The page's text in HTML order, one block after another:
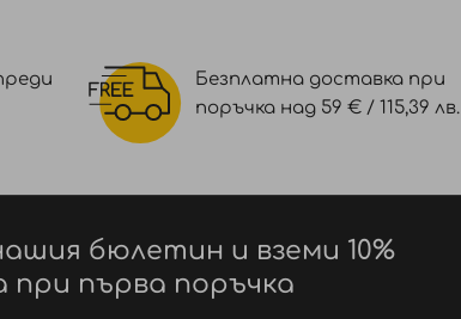
Безплатна доставка при
поръчка над 59 € / 115,39 лв.
бюлетин и вземи 10%
при първа поръчка